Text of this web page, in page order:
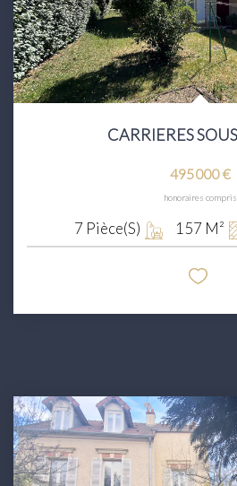
CARRIERES
495 000 €
honoraires compris
7 Pièce(s) 157 M²